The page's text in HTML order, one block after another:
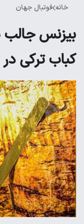
خانه فوتبال جهان
بیزنس جالب
کباب ترکی در